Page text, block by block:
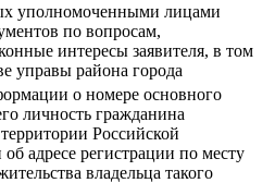
уполномоченными лицами
по вопросам,
интересы заявителя, в том
управы района города
о номере основного
личность гражданина
Российской
адресе регистрации по месту
владельца такого